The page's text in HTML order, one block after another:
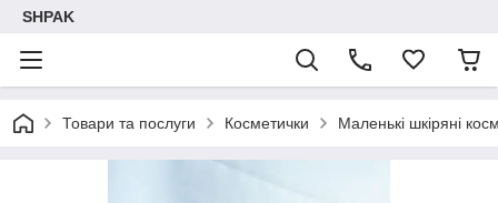
SHPAK
Товари та послуги Косметички Маленькі шкіряні